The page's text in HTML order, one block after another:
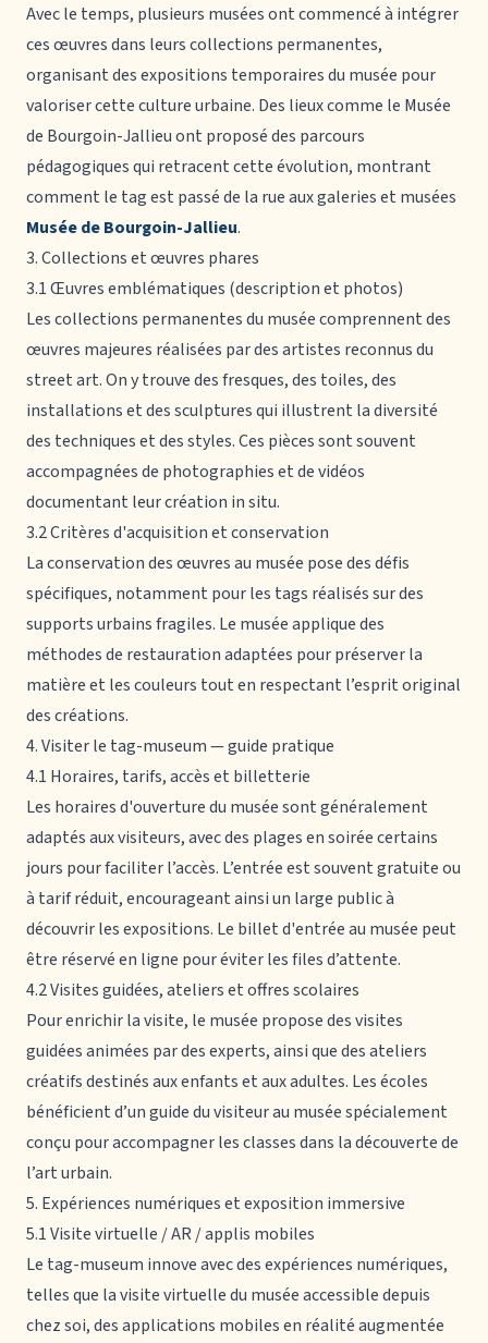
Avec le temps, plusieurs musées ont commencé à intégrer
ces œuvres dans leurs collections permanentes,
organisant des expositions temporaires du musée pour
valoriser cette culture urbaine. Des lieux comme le Musée
de Bourgoin-Jallieu ont proposé des parcours
pédagogiques qui retracent cette évolution, montrant
comment le tag est passé de la rue aux galeries et musées
Musée de Bourgoin-Jallieu.
3. Collections et œuvres phares
3.1 Œuvres emblématiques (description et photos)
Les collections permanentes du musée comprennent des
œuvres majeures réalisées par des artistes reconnus du
street art. On y trouve des fresques, des toiles, des
installations et des sculptures qui illustrent la diversité
des techniques et des styles. Ces pièces sont souvent
accompagnées de photographies et de vidéos
documentant leur création in situ.
3.2 Critères d'acquisition et conservation
La conservation des œuvres au musée pose des défis
spécifiques, notamment pour les tags réalisés sur des
supports urbains fragiles. Le musée applique des
méthodes de restauration adaptées pour préserver la
matière et les couleurs tout en respectant l’esprit original
des créations.
4. Visiter le tag-museum — guide pratique
4.1 Horaires, tarifs, accès et billetterie
Les horaires d'ouverture du musée sont généralement
adaptés aux visiteurs, avec des plages en soirée certains
jours pour faciliter l’accès. L’entrée est souvent gratuite ou
à tarif réduit, encourageant ainsi un large public à
découvrir les expositions. Le billet d'entrée au musée peut
être réservé en ligne pour éviter les files d’attente.
4.2 Visites guidées, ateliers et offres scolaires
Pour enrichir la visite, le musée propose des visites
guidées animées par des experts, ainsi que des ateliers
créatifs destinés aux enfants et aux adultes. Les écoles
bénéficient d’un guide du visiteur au musée spécialement
conçu pour accompagner les classes dans la découverte de
l’art urbain.
5. Expériences numériques et exposition immersive
5.1 Visite virtuelle / AR / applis mobiles
Le tag-museum innove avec des expériences numériques,
telles que la visite virtuelle du musée accessible depuis
chez soi, des applications mobiles en réalité augmentée